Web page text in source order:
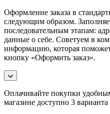
Оформление заказа в
следующим образом.
последовательным этапам:
данные о себе. Советуем в
информацию, которая
кнопку «Оформить заказ».
Оплачивайте покупки
магазине доступно 3